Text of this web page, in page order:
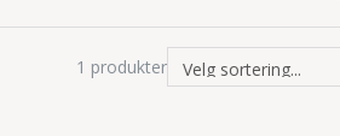
1 produkter